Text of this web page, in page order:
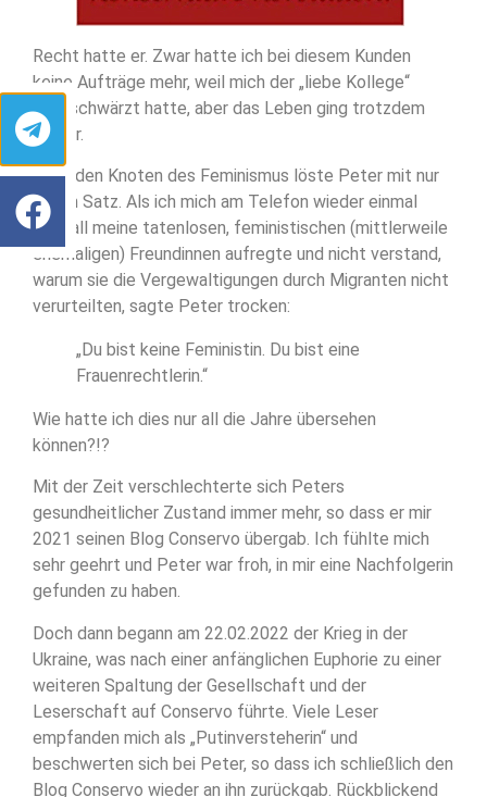
Recht hatte er. Zwar hatte ich bei diesem Kunden
keine Aufträge mehr, weil mich der „liebe Kollege“
angeschwärzt hatte, aber das Leben ging trotzdem
weiter.
Auch den Knoten des Feminismus löste Peter mit nur
einem Satz. Als ich mich am Telefon wieder einmal
über all meine tatenlosen, feministischen (mittlerweile
ehemaligen) Freundinnen aufregte und nicht verstand,
warum sie die Vergewaltigungen durch Migranten nicht
verurteilten, sagte Peter trocken:
„Du bist keine Feministin. Du bist eine
Frauenrechtlerin.“
Wie hatte ich dies nur all die Jahre übersehen
können?!?
Mit der Zeit verschlechterte sich Peters
gesundheitlicher Zustand immer mehr, so dass er mir
2021 seinen Blog Conservo übergab. Ich fühlte mich
sehr geehrt und Peter war froh, in mir eine Nachfolgerin
gefunden zu haben.
Doch dann begann am 22.02.2022 der Krieg in der
Ukraine, was nach einer anfänglichen Euphorie zu einer
weiteren Spaltung der Gesellschaft und der
Leserschaft auf Conservo führte. Viele Leser
empfanden mich als „Putinversteherin“ und
beschwerten sich bei Peter, so dass ich schließlich den
Blog Conservo wieder an ihn zurückgab. Rückblickend